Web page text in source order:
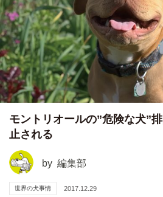
モントリオールの”危険な犬”
止される
by 編集部
世界の犬事情 2017.12.29